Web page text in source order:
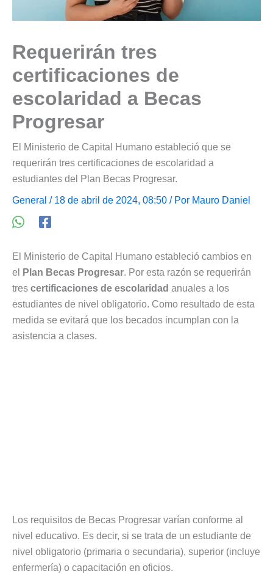
Requerirán tres
certificaciones de
escolaridad a Becas
Progresar
El Ministerio de Capital Humano estableció que se
requerirán tres certificaciones de escolaridad a
estudiantes del Plan Becas Progresar.
General / 18 de abril de 2024, 08:50 / Por Mauro Daniel
El Ministerio de Capital Humano estableció cambios en
el
Plan Becas Progresar. Por esta razón se requerirán
tres certificaciones de escolaridad anuales a los
estudiantes de nivel obligatorio. Como resultado de esta
medida se evitará que los becados incumplan con la
asistencia a clases.
Los requisitos de Becas Progresar varían conforme al
nivel educativo. Es decir, si se trata de un estudiante de
nivel obligatorio (primaria o secundaria), superior (incluye
enfermería) o capacitación en oficios.